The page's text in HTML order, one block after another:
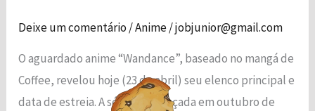
Deixe um comentário /Anime/jobjunior@gmail.com
O aguardado anime “Wandance”, baseado no mangá de
Coffee, revelou hoje (23 de abril) seu elenco principal e
data de estreia. A série será lançada em outubro de
Estatísticas
possamos
melhorar a
funcionalidade
e a estrutura